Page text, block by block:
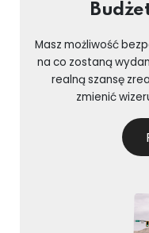
Masz możliwość
na co zostaną
realną szansę
zmienić